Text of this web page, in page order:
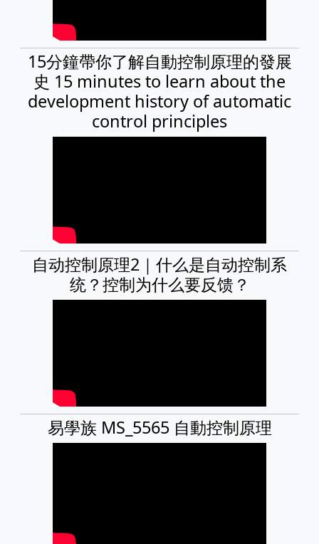
15分鐘帶你了解自動控制原理的發展
史 15 minutes to learn about the
development history of automatic
control principles
自动控制原理2｜什么是自动控制系
统？控制为什么要反馈？
易學族 MS_5565 自動控制原理